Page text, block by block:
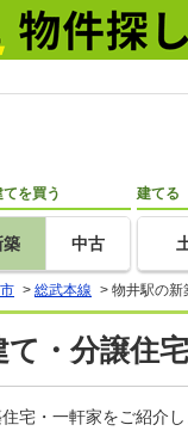
を買う
築 中古
建てる
> 総武本線 > 物井駅の新
・分譲住
宅・一軒家をご紹介